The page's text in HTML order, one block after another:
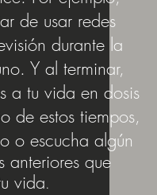
de usar redes
durante la
Y alterminar,
a tu vida en dosis
de estos tiempos,
o escucha algún
que
vida.